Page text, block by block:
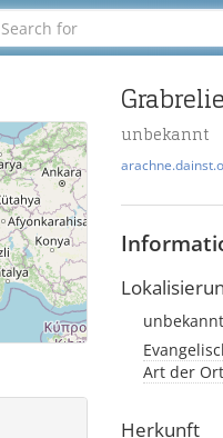
OpenStreetMap.
unbekannt
Art der
Herkunft